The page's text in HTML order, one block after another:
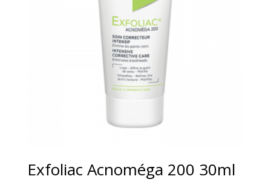
Exfoliac Acnoméga 200 30ml